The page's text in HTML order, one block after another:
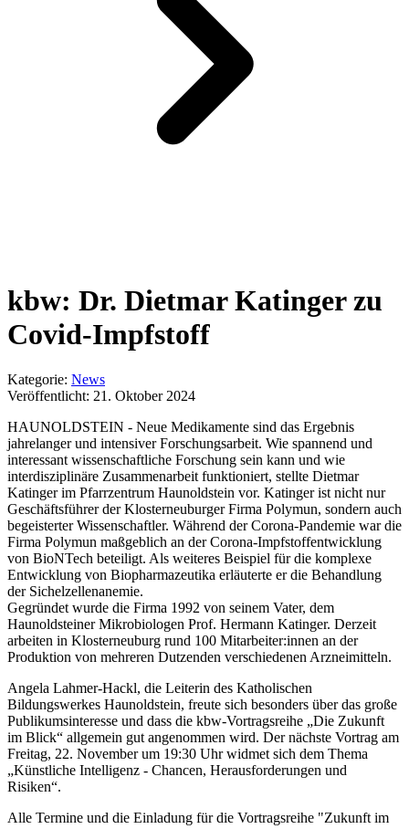
kbw: Dr. Dietmar Katinger zu
Covid-Impfstoff
Kategorie: News
Veröffentlicht: 21. Oktober 2024
HAUNOLDSTEIN - Neue Medikamente sind das Ergebnis
jahrelanger und intensiver Forschungsarbeit. Wie spannend und
interessant wissenschaftliche Forschung sein kann und wie
interdisziplinäre Zusammenarbeit funktioniert, stellte Dietmar
Katinger im Pfarrzentrum Haunoldstein vor. Katinger ist nicht nur
Geschäftsführer der Klosterneuburger Firma Polymun, sondern auch
begeisterter Wissenschaftler. Während der Corona-Pandemie war die
Firma Polymun maßgeblich an der Corona-Impfstoffentwicklung
von BioNTech beteiligt. Als weiteres Beispiel für die komplexe
Entwicklung von Biopharmazeutika erläuterte er die Behandlung
der Sichelzellenanemie.
Gegründet wurde die Firma 1992 von seinem Vater, dem
Haunoldsteiner Mikrobiologen Prof. Hermann Katinger. Derzeit
arbeiten in Klosterneuburg rund 100 Mitarbeiter:innen an der
Produktion von mehreren Dutzenden verschiedenen Arzneimitteln.
Angela Lahmer-Hackl, die Leiterin des Katholischen
Bildungswerkes Haunoldstein, freute sich besonders über das große
Publikumsinteresse und dass die kbw-Vortragsreihe „Die Zukunft
im Blick“ allgemein gut angenommen wird. Der nächste Vortrag am
Freitag, 22. November um 19:30 Uhr widmet sich dem Thema
„Künstliche Intelligenz - Chancen, Herausforderungen und
Risiken“.
Alle Termine und die Einladung für die Vortragsreihe "Zukunft im